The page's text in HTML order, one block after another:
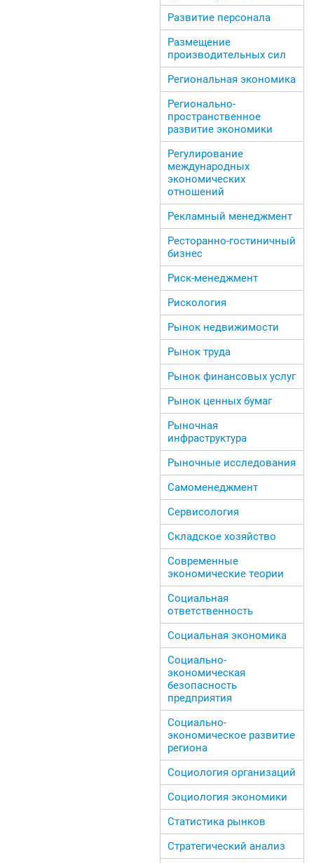
Развитие персонала
Размещение
производительных сил
Региональная экономика
Регионально-
пространственное
развитие экономики
Регулирование
международных
экономических
отношений
Рекламный менеджмент
Ресторанно-гостиничный
бизнес
Риск-менеджмент
Рискология
Рынок недвижимости
Рынок труда
Рынок финансовых услуг
Рынок ценных бумаг
Рыночная
инфраструктура
Рыночные исследования
Самоменеджмент
Сервисология
Складское хозяйство
Современные
экономические теории
Социальная
ответственность
Социальная экономика
Социально-
экономическая
безопасность
предприятия
Социально-
экономическое развитие
региона
Социология организаций
Социология экономики
Статистика рынков
Стратегический анализ